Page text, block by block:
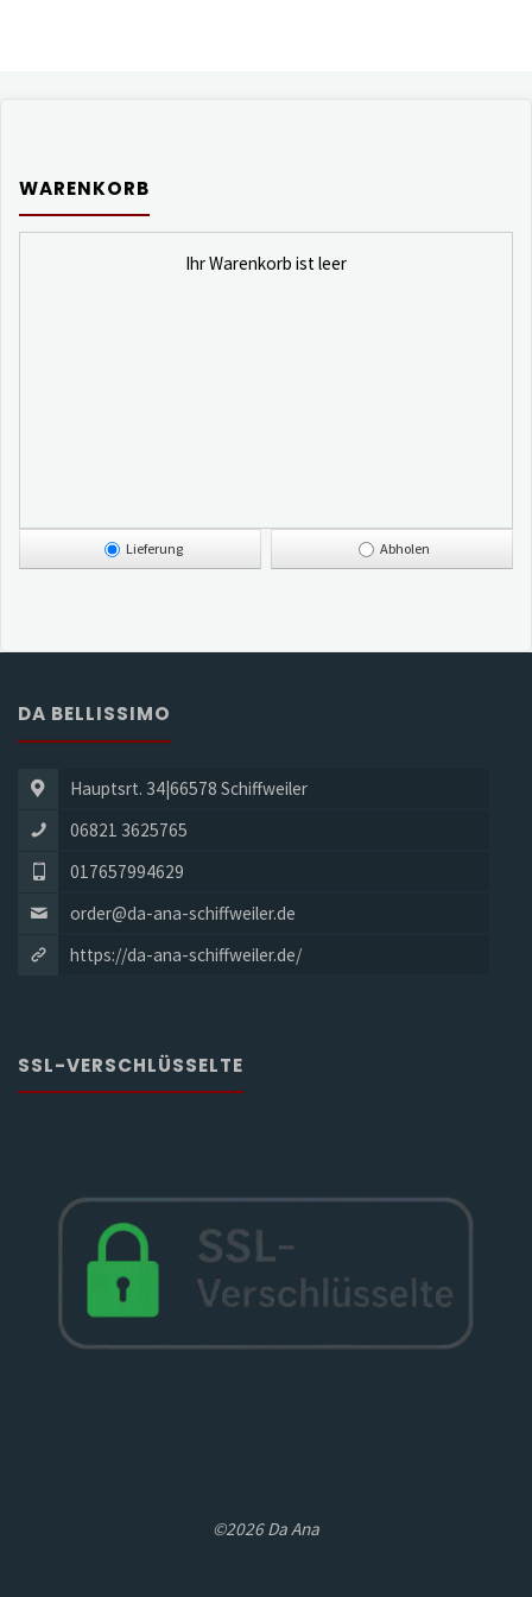
WARENKORB
Ihr Warenkorb ist leer
Lieferung Abholen
DA BELLISSIMO
Hauptsrt. 34|66578 Schiffweiler
06821 3625765
017657994629
order@da-ana-schiffweiler.de
https://da-ana-schiffweiler.de/
SSL-VERSCHLÜSSELTE
©2026 Da Ana